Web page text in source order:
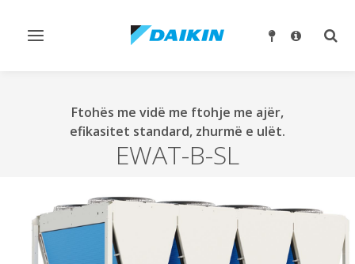
Ndrysho
Ftohës me vidë me ftohje me ajër,
efikasitet standard, zhurmë e ulët.
EWAT-B-SL